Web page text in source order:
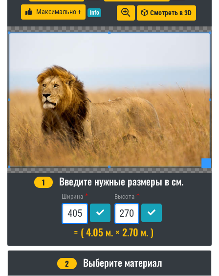
Максимально + info Смотреть в 3D
1 Введите нужные размеры в см.
Ширина Высота
= ( 4.05 м. × 2.70 м. )
2 Выберите материал